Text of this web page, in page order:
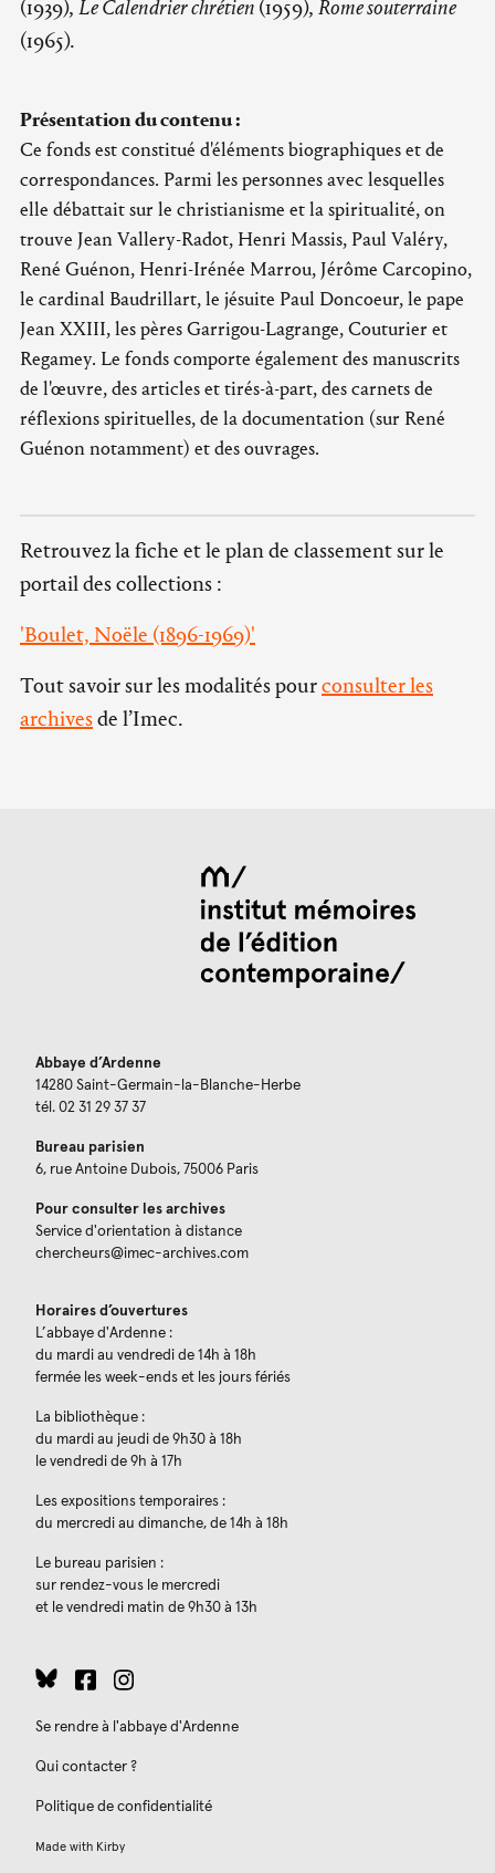
(1939), Le Calendrier chrétien (1959), Rome souterraine
(1965).
Présentation du contenu :
Ce fonds est constitué d'éléments biographiques et de
correspondances. Parmi les personnes avec lesquelles
elle débattait sur le christianisme et la spiritualité, on
trouve Jean Vallery-Radot, Henri Massis, Paul Valéry,
René Guénon, Henri-Irénée Marrou, Jérôme Carcopino,
le cardinal Baudrillart, le jésuite Paul Doncoeur, le pape
Jean XXIII, les pères Garrigou-Lagrange, Couturier et
Regamey. Le fonds comporte également des manuscrits
de l'œuvre, des articles et tirés-à-part, des carnets de
réflexions spirituelles, de la documentation (sur René
Guénon notamment) et des ouvrages.
Retrouvez la fiche et le plan de classement sur le
portail des collections :
'Boulet, Noële (1896-1969)'
Tout savoir sur les modalités pourconsulter les
archivesde l’Imec.
Abbaye d’Ardenne
14280 Saint-Germain-la-Blanche-Herbe
tél. 02 31 29 37 37
Bureau parisien
6, rue Antoine Dubois, 75006 Paris
Pour consulter les archives
Service d'orientation à distance
chercheurs@imec-archives.com
Horaires d’ouvertures
L’abbaye d'Ardenne :
du mardi au vendredi de 14h à 18h
fermée les week-ends et les jours fériés
La bibliothèque :
du mardi au jeudi de 9h30 à 18h
le vendredi de 9h à 17h
Les expositions temporaires :
du mercredi au dimanche, de 14h à 18h
Le bureau parisien :
sur rendez-vous le mercredi
et le vendredi matin de 9h30 à 13h
Se rendre à l'abbaye d'Ardenne
Qui contacter ?
Politique de confidentialité
Made with Kirby